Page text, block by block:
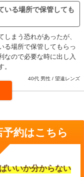
いる場所で保管しても
まう恐れがあったが、
る場所で保管してもらっ
なので必要な時に出し入
40代 男性 / 望遠レンズ
融機関等検討したが、
無料キャンペーンをネッ
的な纏まった資金が必要
しました。
約はこちら
いいか分からない